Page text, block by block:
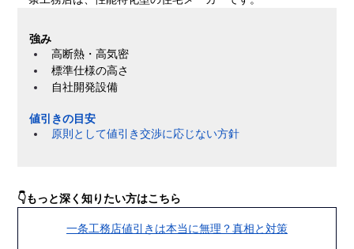
強み
高断熱・高気密
標準仕様の高さ
自社開発設備
値引きの目安
原則として値引き交渉に応じない方針
👇もっと深く知りたい方はこちら
一条工務店値引きは本当に無理？真相と対策